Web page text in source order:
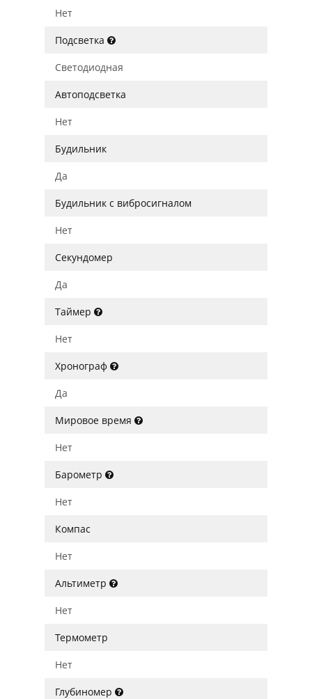
Нет
Подсветка
Светодиодная
Автоподсветка
Нет
Будильник
Да
Будильник с вибросигналом
Нет
Секундомер
Да
Таймер
Нет
Хронограф
Да
Мировое время
Нет
Барометр
Нет
Компас
Нет
Альтиметр
Нет
Термометр
Нет
Глубиномер